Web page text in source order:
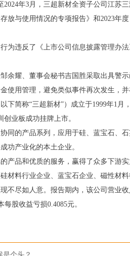
2024年3月，三超新材全资子公司江
放与使用情况的专项报告》和2023年
为违反了《上市公司信息披露管理办
余耀、董事会秘书吉国胜采取出具警
使用管理，避免类似事件再次发生，并
下简称“三超新材”）成立于1999年1
业板成功挂牌上市。
同的产品系列，应用于硅、蓝宝石、
功产业化的本土企业。
产品和优质的服务，赢得了众多下游
材料行业企业、蓝宝石企业、磁性材
不尽如人意。报告期内，该公司营业
股收益亏损0.4085元。